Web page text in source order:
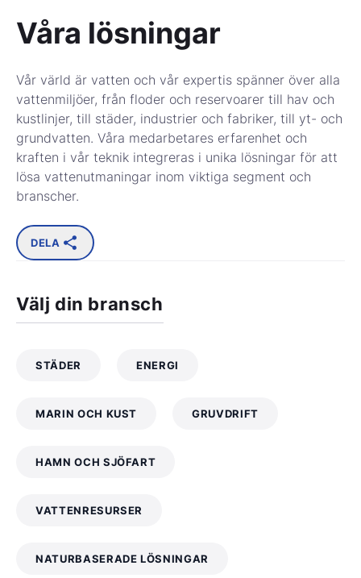
Våra lösningar
Vår värld är vatten och vår expertis spänner över alla
vattenmiljöer, från floder och reservoarer till hav och
kustlinjer, till städer, industrier och fabriker, till yt- och
grundvatten. Våra medarbetares erfarenhet och
kraften i vår teknik integreras i unika lösningar för att
lösa vattenutmaningar inom viktiga segment och
branscher.
DELA
Välj din bransch
STÄDER ENERGI
MARIN OCH KUST GRUVDRIFT
HAMN OCH SJÖFART
VATTENRESURSER
NATURBASERADE LÖSNINGAR